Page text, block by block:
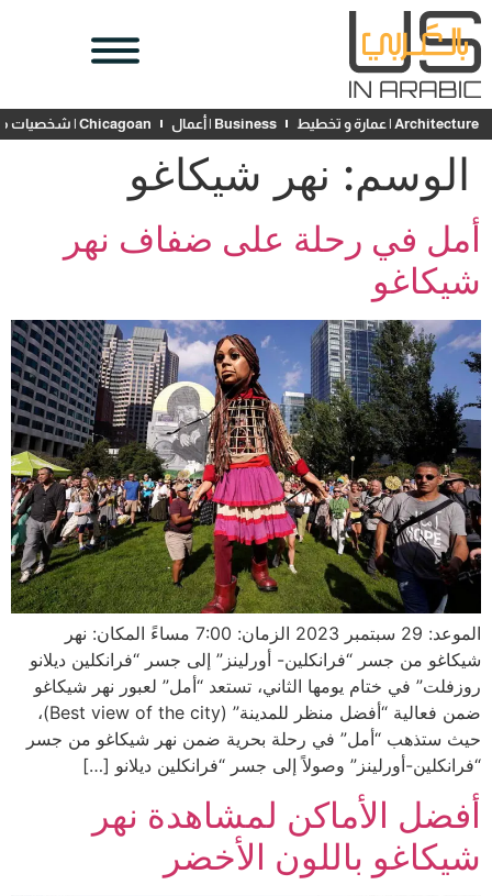
Architecture | عمارة و تخطيط Business | أعمال Chicagoan | شخصيات محلية
الوسم: نهر شيكاغو
أمل في رحلة على ضفاف نهر
شيكاغو
الموعد: 29 سبتمبر 2023 الزمان: 7:00 مساءً المكان: نهر
شيكاغو من جسر “فرانكلين- أورلينز” إلى جسر “فرانكلين ديلانو
روزفلت” في ختام يومها الثاني، تستعد “أمل” لعبور نهر شيكاغو
ضمن فعالية “أفضل منظر للمدينة” (Best view of the city)،
حيث ستذهب “أمل” في رحلة بحرية ضمن نهر شيكاغو من جسر
“فرانكلين-أورلينز” وصولاً إلى جسر “فرانكلين ديلانو […]
أفضل الأماكن لمشاهدة نهر
شيكاغو باللون الأخضر